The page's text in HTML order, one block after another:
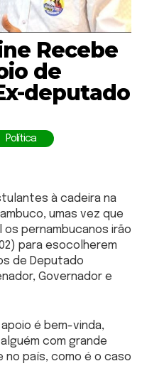
Recebe
de
deputado
Política
à cadeira na
umas vez que
pernambucanos irão
para esocolherem
de Deputado
Governador e
é bem-vinda,
com grande
país, como é o caso